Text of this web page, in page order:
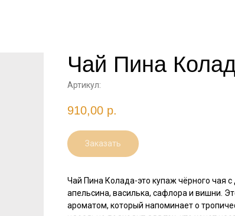
Чай Пина
Артикул:
910,00 р.
Заказать
Чай Пина Колада-это купаж чёрного чая
апельсина, василька, сафлора и вишни.
ароматом, который напоминает о